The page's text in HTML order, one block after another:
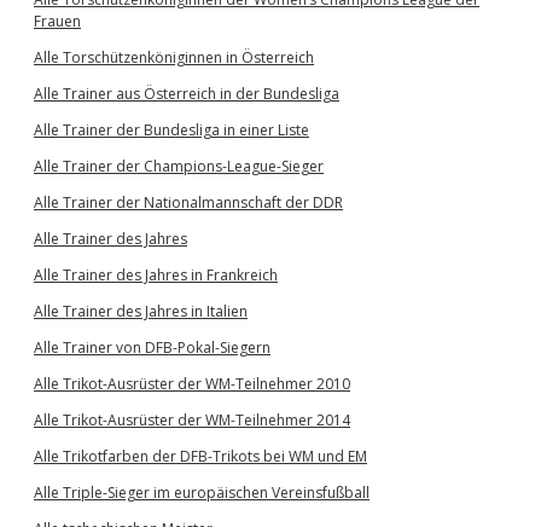
Frauen
Alle Torschützenköniginnen in Österreich
Alle Trainer aus Österreich in der Bundesliga
Alle Trainer der Bundesliga in einer Liste
Alle Trainer der Champions-League-Sieger
Alle Trainer der Nationalmannschaft der DDR
Alle Trainer des Jahres
Alle Trainer des Jahres in Frankreich
Alle Trainer des Jahres in Italien
Alle Trainer von DFB-Pokal-Siegern
Alle Trikot-Ausrüster der WM-Teilnehmer 2010
Alle Trikot-Ausrüster der WM-Teilnehmer 2014
Alle Trikotfarben der DFB-Trikots bei WM und EM
Alle Triple-Sieger im europäischen Vereinsfußball